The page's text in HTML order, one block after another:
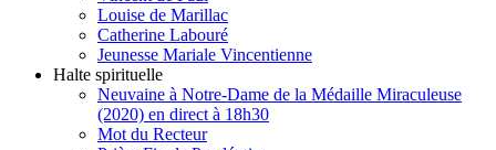
Louise de Marillac
Catherine Labouré
Jeunesse Mariale Vincentienne
Halte spirituelle
Neuvaine à Notre-Dame de la Médaille Miraculeuse
(2020) en direct à 18h30
Mot du Recteur